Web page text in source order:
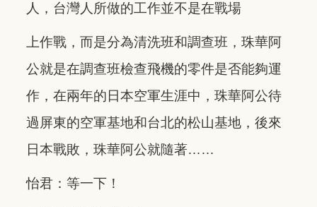
人，台灣人所做的工作並不是在戰場
上作戰，而是分為清洗班和調查班，珠華阿
公就是在調查班檢查飛機的零件是否能夠運
作，在兩年的日本空軍生涯中，珠華阿公待
過屏東的空軍基地和台北的松山基地，後來
日本戰敗，珠華阿公就隨著……
怡君：等一下！